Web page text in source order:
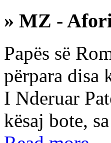
» MZ -
Papës së
përpara disa
I Nderuar
kësaj bote,